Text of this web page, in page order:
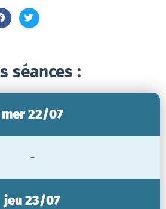
séances :
mer 22/07
-
jeu 23/07